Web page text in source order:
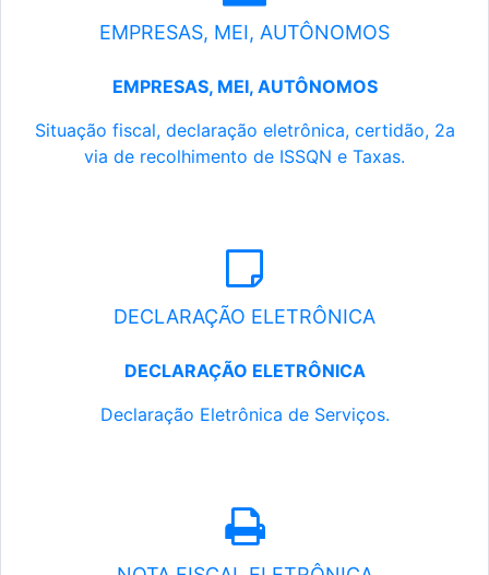
EMPRESAS, MEI, AUTÔNOMOS
EMPRESAS, MEI, AUTÔNOMOS
Situação fiscal, declaração eletrônica, certidão, 2a
via de recolhimento de ISSQN e Taxas.
DECLARAÇÃO ELETRÔNICA
DECLARAÇÃO ELETRÔNICA
Declaração Eletrônica de Serviços.